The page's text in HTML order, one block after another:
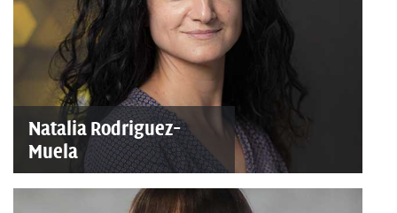
Natalia Rodriguez-
Muela